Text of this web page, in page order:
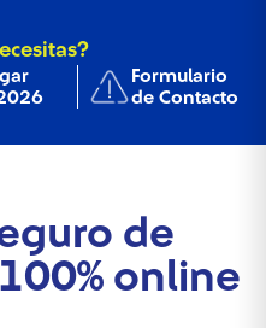
Formulario
de Contacto
de
online